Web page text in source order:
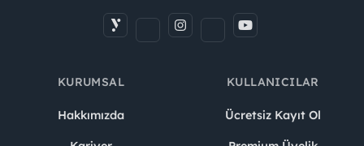
KURUMSAL
Hakkımızda
KULLANICILAR
Ücretsiz Kayıt Ol